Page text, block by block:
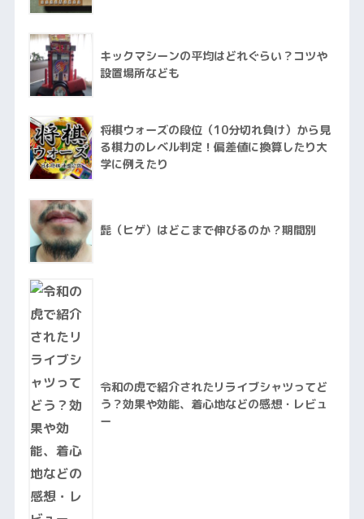
キックマシーンの平均はどれぐらい？コツや
設置場所なども
将棋ウォーズの段位（10分切れ負け）から見
る棋力のレベル判定！偏差値に換算したり大
学に例えたり
髭（ヒゲ）はどこまで伸びるのか？期間別
令和の虎で紹介されたリライブシャツってど
う？効果や効能、着心地などの感想・レビュ
ー